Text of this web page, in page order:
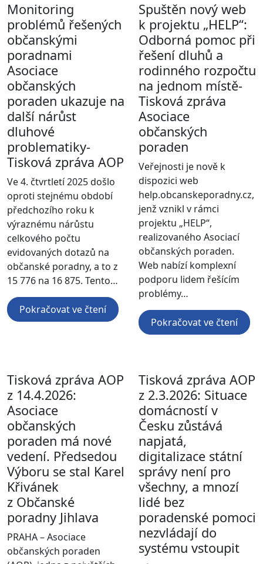
Monitoring
problémů řešených
občanskými
poradnami
Asociace
občanských
poraden ukazuje na
další nárůst
dluhové
problematiky-
Tisková zpráva AOP
Ve 4. čtvrtletí 2025 došlo
oproti stejnému období
předchozího roku k
výraznému nárůstu
celkového počtu
evidovaných dotazů na
občanské poradny, a to z
15 776 na 16 875. Tento…
Pokračovat ve čtení
Spuštěn nový web
k projektu „HELP“:
Odborná pomoc při
řešení dluhů a
rodinného rozpočtu
na jednom místě-
Tisková zpráva
Asociace
občanských
poraden
Veřejnosti je nově k
dispozici web
help.obcanskeporadny.cz,
jenž vznikl v rámci
projektu „HELP“,
realizovaného Asociací
občanských poraden.
Web nabízí komplexní
podporu lidem řešícím
problémy…
Pokračovat ve čtení
Tisková zpráva AOP
z 14.4.2026:
Asociace
občanských
poraden má nové
vedení. Předsedou
Výboru se stal Karel
Křivánek
z Občanské
poradny Jihlava
PRAHA – Asociace
občanských poraden
Tisková zpráva AOP
z 2.3.2026: Situace
domácností v
Česku zůstává
napjatá,
digitalizace státní
správy není pro
všechny, a mnozí
lidé bez
poradenské pomoci
nezvládají do
systému vstoupit